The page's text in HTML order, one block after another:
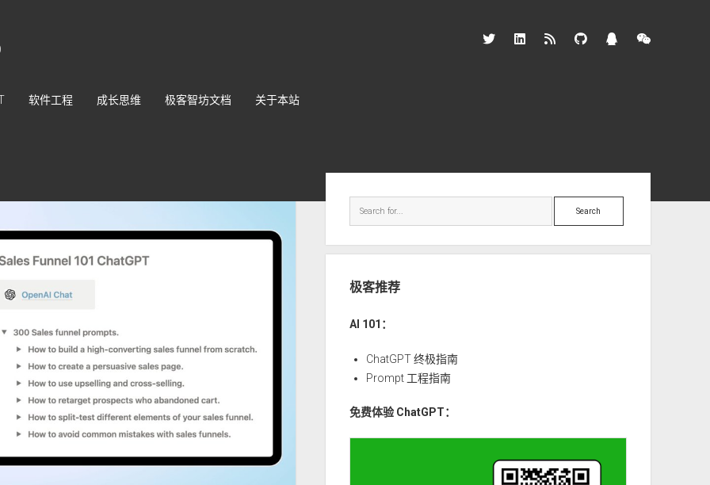
twitterlinkedin github
软件工程 成长思维 极客智坊文档 关于本站
Search
极客推荐
AI 101：
ChatGPT 终极指南
Prompt 工程指南
免费体验 ChatGPT：